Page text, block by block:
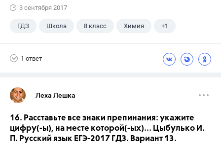
3 сентября 2017
ГДЗ Школа 8 класс Химия +1
1 ответ
Леха Лешка
16. Расставьте все знаки препинания: укажите
цифру(-ы), на месте которой(-ых)... Цыбулько И.
П. Русский язык ЕГЭ-2017 ГДЗ. Вариант 13.